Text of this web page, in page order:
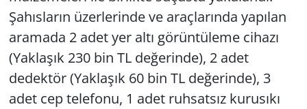
Şahısların üzerlerinde ve araçlarında yapılan
aramada 2 adet yer altı görüntüleme cihazı
(Yaklaşık 230 bin TL değerinde), 2 adet
dedektör (Yaklaşık 60 bin TL değerinde), 3
adet cep telefonu, 1 adet ruhsatsız kurusıkı